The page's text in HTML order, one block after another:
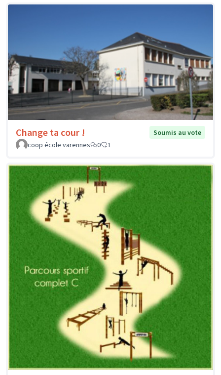
Change ta cour !
Soumis au vote
coop école varennes
0 1